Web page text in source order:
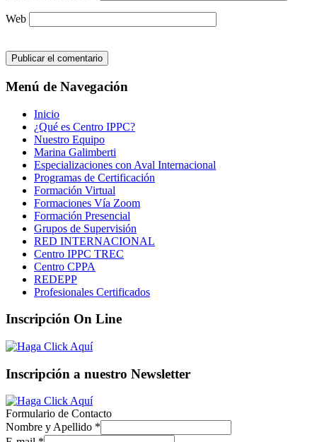
Web
Menú de Navegación
Inicio
¿Qué es Centro IPPC?
Nuestro Equipo
Marina Galimberti
Especializaciones con Aval Internacional
Programas de Certificación
Formación Virtual
Formaciones Vía Zoom
Formación Presencial
Grupos de Supervisión
RED INTERNACIONAL
Centro IPPC TREC
Centro CPPA
REDEPP
Profesionales Certificados
Inscripción On Line
Inscripción a nuestro Newsletter
Formulario de Contacto
Nombre y Apellido *